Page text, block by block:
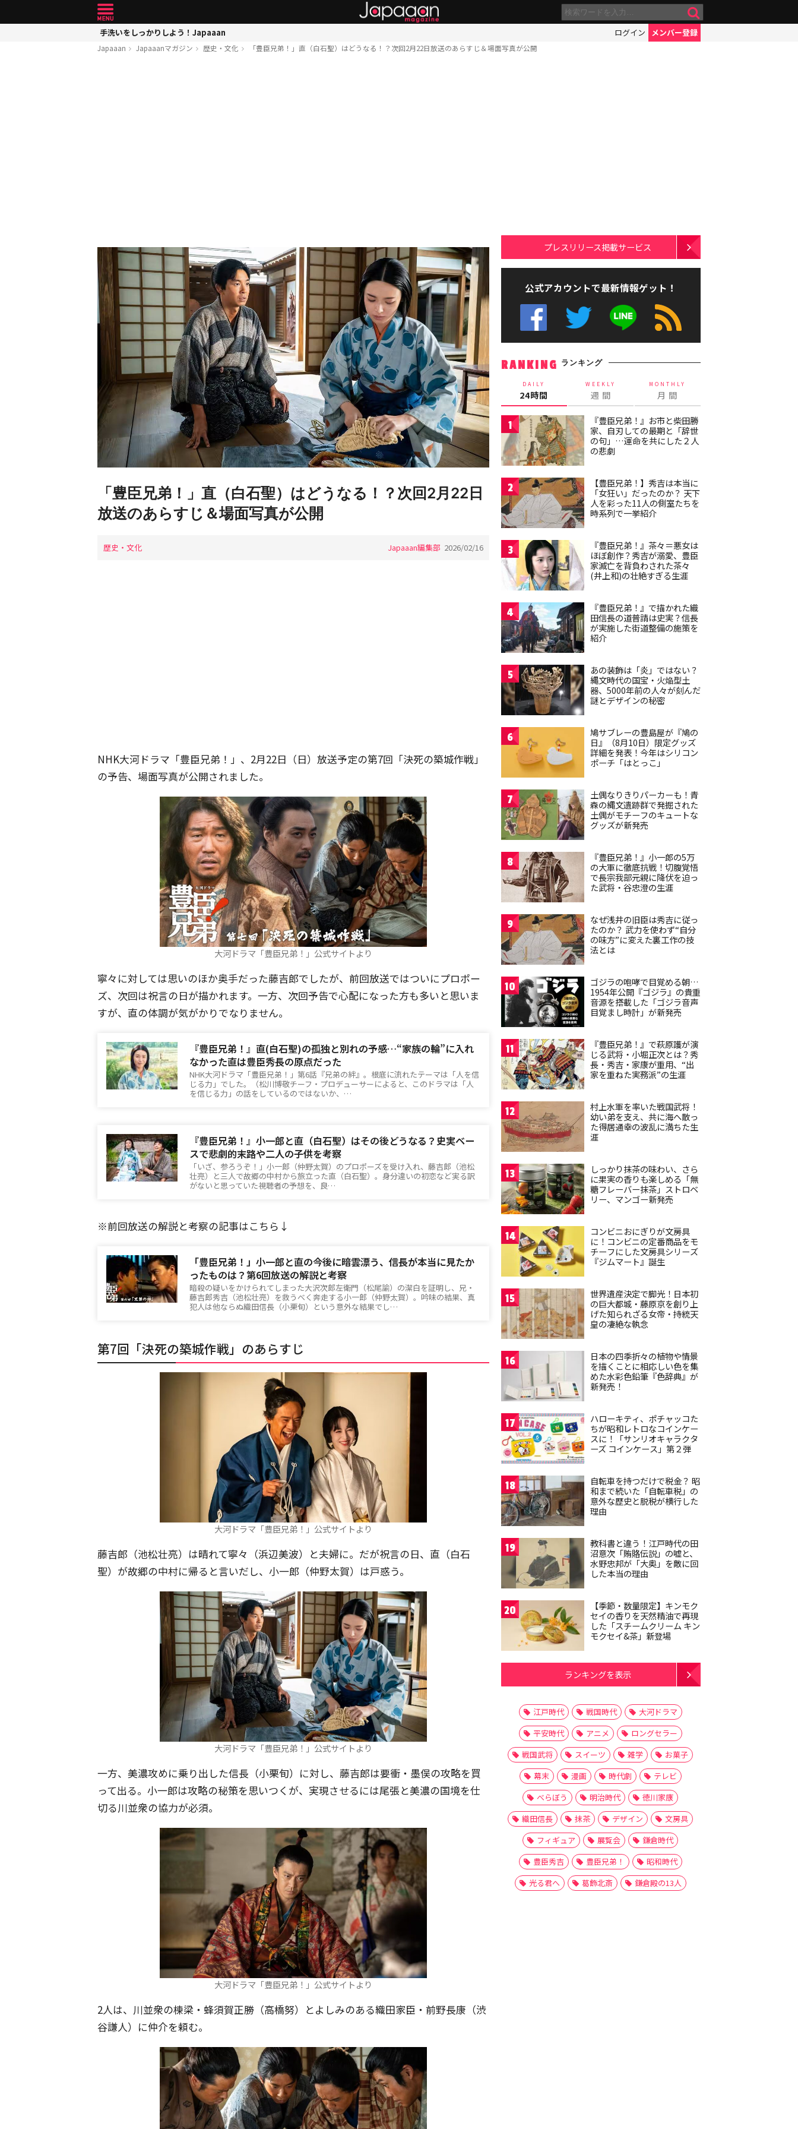
手洗いをしっかりしよう！Japaaan ログイン メンバー登録
Japaaan Japaaanマガジン 歴史・文化 「豊臣兄弟！」直（白石聖）はどうなる！？次回2月22日放送のあらすじ＆場面写真が公開
「豊臣兄弟！」直（白石聖）はどうなる！？次回2月22日
放送のあらすじ＆場面写真が公開
歴史・文化 Japaaan編集部 2026/02/16
NHK大河ドラマ「豊臣兄弟！」、2月22日（日）放送予定の第7回「決死の築城作戦」
の予告、場面写真が公開されました。
大河ドラマ「豊臣兄弟！」公式サイトより
寧々に対しては思いのほか奥手だった藤吉郎でしたが、前回放送ではついにプロポー
ズ、次回は祝言の日が描かれます。一方、次回予告で心配になった方も多いと思いま
すが、直の体調が気がかりでなりません。
『豊臣兄弟！』直(白石聖)の孤独と別れの予感…“家族の輪”に入れ
なかった直は豊臣秀長の原点だった
NHK大河ドラマ「豊臣兄弟！」第6話『兄弟の絆』。根底に流れたテーマは「人を信
じる力」でした。（松川博敬チーフ・プロデューサーによると、このドラマは「人
を信じる力」の話をしているのではないか、…
『豊臣兄弟！』小一郎と直（白石聖）はその後どうなる？史実ベー
スで悲劇的末路や二人の子供を考察
「いざ、参ろうぞ！」小一郎（仲野太賀）のプロポーズを受け入れ、藤吉郎（池松
壮亮）と三人で故郷の中村から旅立った直（白石聖）。身分違いの初恋など実る訳
がないと思っていた視聴者の予想を、良…
※前回放送の解説と考察の記事はこちら↓
「豊臣兄弟！」小一郎と直の今後に暗雲漂う、信長が本当に見たか
ったものは？第6回放送の解説と考察
暗殺の疑いをかけられてしまった大沢次郎左衛門（松尾諭）の潔白を証明し、兄・
藤吉郎秀吉（池松壮亮）を救うべく奔走する小一郎（仲野太賀）。吟味の結果、真
犯人は他ならぬ織田信長（小栗旬）という意外な結果でし…
第7回「決死の築城作戦」のあらすじ
大河ドラマ「豊臣兄弟！」公式サイトより
藤吉郎（池松壮亮）は晴れて寧々（浜辺美波）と夫婦に。だが祝言の日、直（白石
聖）が故郷の中村に帰ると言いだし、小一郎（仲野太賀）は戸惑う。
大河ドラマ「豊臣兄弟！」公式サイトより
一方、美濃攻めに乗り出した信長（小栗旬）に対し、藤吉郎は要衝・墨俣の攻略を買
って出る。小一郎は攻略の秘策を思いつくが、実現させるには尾張と美濃の国境を仕
切る川並衆の協力が必須。
大河ドラマ「豊臣兄弟！」公式サイトより
2人は、川並衆の棟梁・蜂須賀正勝（高橋努）とよしみのある織田家臣・前野長康（渋
谷謙人）に仲介を頼む。
プレスリリース掲載サービス
公式アカウントで最新情報ゲット！
RANKING ランキング
DAILY
24時間
WEEKLY
週 間
MONTHLY
月 間
1
『豊臣兄弟！』お市と柴田勝
家、自刃しての最期と「辞世
の句」…運命を共にした２人
の悲劇
2
【豊臣兄弟！】秀吉は本当に
「女狂い」だったのか？ 天下
人を彩った11人の側室たちを
時系列で一挙紹介
3
『豊臣兄弟！』茶々＝悪女は
ほぼ創作？秀吉が溺愛、豊臣
家滅亡を背負わされた茶々
(井上和)の壮絶すぎる生涯
4
『豊臣兄弟！』で描かれた織
田信長の道普請は史実？信長
が実施した街道整備の施策を
紹介
5
あの装飾は「炎」ではない？
縄文時代の国宝・火焔型土
器、5000年前の人々が刻んだ
謎とデザインの秘密
6
鳩サブレーの豊島屋が『鳩の
日』（8月10日）限定グッズ
詳細を発表！今年はシリコン
ポーチ「はとっこ」
7
土偶なりきりパーカーも！青
森の縄文遺跡群で発掘された
土偶がモチーフのキュートな
グッズが新発売
8
『豊臣兄弟！』小一郎の5万
の大軍に徹底抗戦！切腹覚悟
で長宗我部元親に降伏を迫っ
た武将・谷忠澄の生涯
9
なぜ浅井の旧臣は秀吉に従っ
たのか？ 武力を使わず“自分
の味方”に変えた裏工作の技
法とは
10
ゴジラの咆哮で目覚める朝…
1954年公開『ゴジラ』の貴重
音源を搭載した「ゴジラ音声
目覚まし時計」が新発売
11
『豊臣兄弟！』で萩原護が演
じる武将・小堀正次とは？秀
長・秀吉・家康が重用、“出
家を重ねた実務派”の生涯
12
村上水軍を率いた戦国武将！
幼い弟を支え、共に海へ散っ
た得居通幸の波乱に満ちた生
涯
13
しっかり抹茶の味わい、さら
に果実の香りも楽しめる「無
糖フレーバー抹茶」ストロベ
リー、マンゴー新発売
14
コンビニおにぎりが文房具
に！コンビニの定番商品をモ
チーフにした文房具シリーズ
『ジムマート』誕生
15
世界遺産決定で脚光！日本初
の巨大都城・藤原京を創り上
げた知られざる女帝・持統天
皇の凄絶な執念
16
日本の四季折々の植物や情景
を描くことに相応しい色を集
めた水彩色鉛筆『色辞典』が
新発売！
17
ハローキティ、ポチャッコた
ちが昭和レトロなコインケー
スに！「サンリオキャラクタ
ーズ コインケース」第２弾
18
自転車を持つだけで税金？ 昭
和まで続いた「自転車税」の
意外な歴史と脱税が横行した
理由
19
教科書と違う！江戸時代の田
沼意次「賄賂伝説」の嘘と、
水野忠邦が「大奥」を敵に回
した本当の理由
20
【季節・数量限定】キンモク
セイの香りを天然精油で再現
した「スチームクリーム キン
モクセイ&茶」新登場
ランキングを表示
江戸時代 戦国時代
大河ドラマ
平安時代
アニメ
ロングセラー
戦国武将
スイーツ 雑学
お菓子
幕末
漫画 時代劇
テレビ
べらぼう
明治時代
徳川家康
織田信長
抹茶 デザイン
文房具
フィギュア
展覧会
鎌倉時代
豊臣秀吉
豊臣兄弟！
昭和時代
光る君へ
葛飾北斎 鎌倉殿の13人